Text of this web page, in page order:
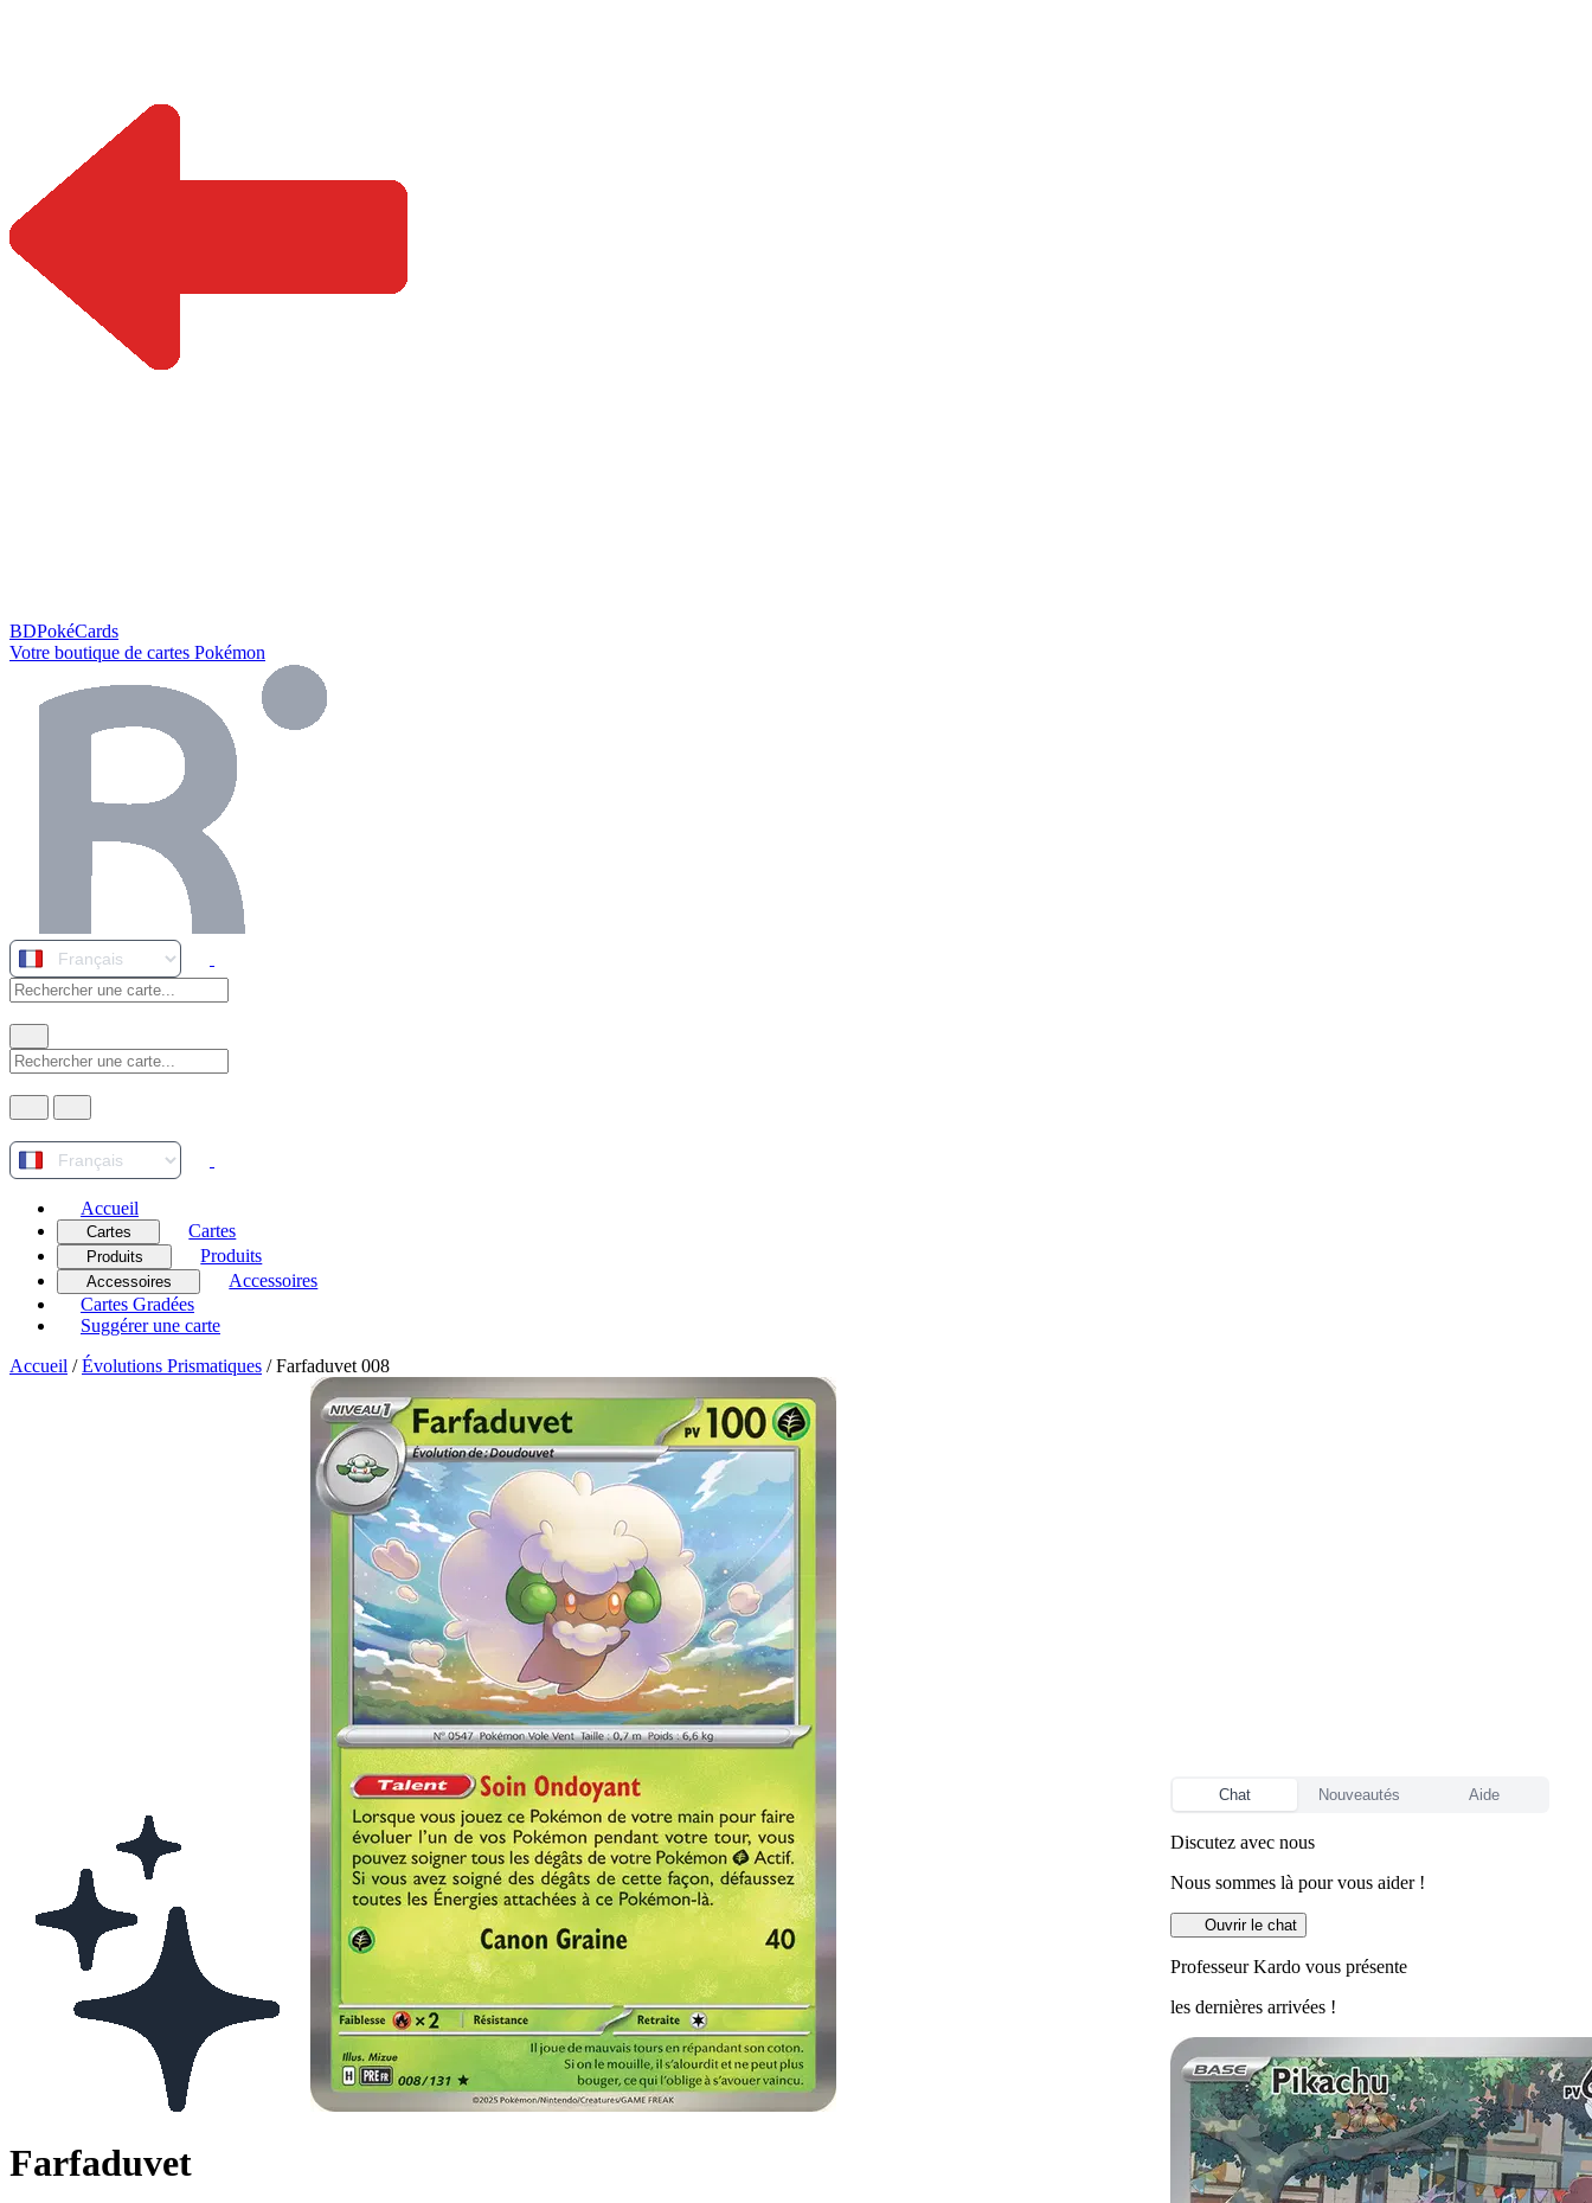
BDPokéCards
Votre boutique de cartes Pokémon
Accueil
Cartes Cartes
Produits Produits
Accessoires
Accessoires
Cartes Gradées
Suggérer une carte
Accueil / Évolutions Prismatiques / Farfaduvet 008
Farfaduvet
Chat Nouveautés Aide
Discutez avec nous
Nous sommes là pour vous aider !
Ouvrir le chat
Professeur Kardo vous présente
les dernières arrivées !